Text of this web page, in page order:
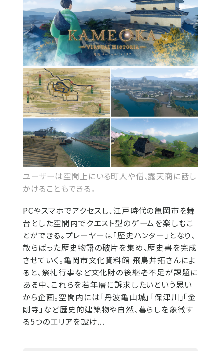
ユーザーは空間上にいる町人や僧、露天商に話し
かけることもできる。
PCやスマホでアクセスし、江戸時代の亀岡市を舞
台とした空間内でクエスト型のゲームを楽しむこ
とができる。プレーヤーは「歴史ハンター」となり、
散らばった歴史物語の破片を集め、歴史書を完成
させていく。亀岡市文化資料館 飛鳥井拓さんによ
ると、祭礼行事など文化財の後継者不足が課題に
ある中、これらを若年層に訴求したいという思い
から企画。空間内には「丹波亀山城」「保津川」「金
剛寺」など歴史的建築物や自然、暮らしを象徴す
る5つのエリアを設け...